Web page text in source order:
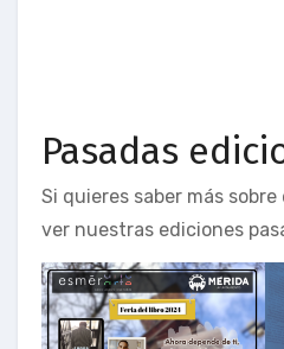
Pasadas
Si quieres saber más
ver nuestras ediciones